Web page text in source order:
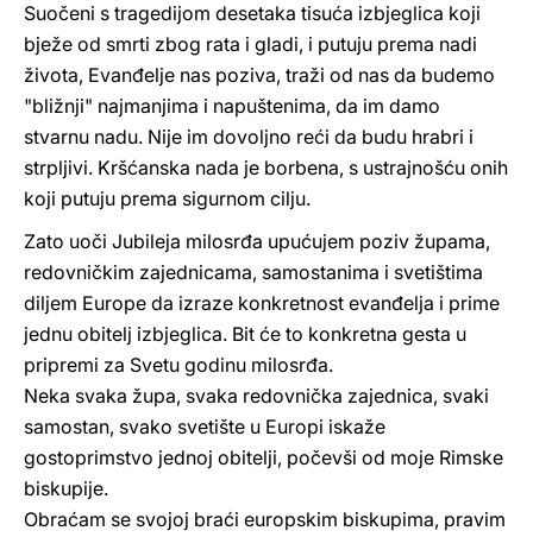
Suočeni s tragedijom desetaka tisuća izbjeglica koji
bježe od smrti zbog rata i gladi, i putuju prema nadi
života, Evanđelje nas poziva, traži od nas da budemo
"bližnji" najmanjima i napuštenima, da im damo
stvarnu nadu. Nije im dovoljno reći da budu hrabri i
strpljivi. Kršćanska nada je borbena, s ustrajnošću onih
koji putuju prema sigurnom cilju.
Zato uoči Jubileja milosrđa upućujem poziv župama,
redovničkim zajednicama, samostanima i svetištima
diljem Europe da izraze konkretnost evanđelja i prime
jednu obitelj izbjeglica. Bit će to konkretna gesta u
pripremi za Svetu godinu milosrđa.
Neka svaka župa, svaka redovnička zajednica, svaki
samostan, svako svetište u Europi iskaže
gostoprimstvo jednoj obitelji, počevši od moje Rimske
biskupije.
Obraćam se svojoj braći europskim biskupima, pravim